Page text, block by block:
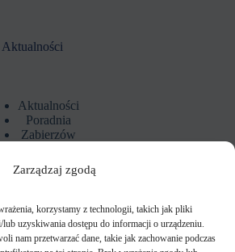
Zarządzaj zgodą
korzystamy z technologii, takich jak pliki
uzyskiwania dostępu do informacji o urządzeniu.
nam przetwarzać dane, takie jak zachowanie podczas
Aktualności
Aktualności
Poradnia
Zabierzów
Adres